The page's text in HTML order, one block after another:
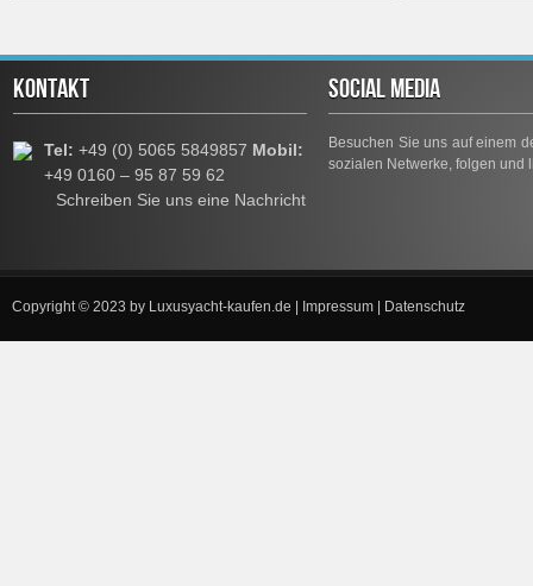
KONTAKT
Tel: +49 (0) 5065 5849857 Mobil:
+49 0160 – 95 87 59 62
Schreiben Sie uns eine Nachricht
SOCIAL MEDIA
Besuchen Sie uns auf einem
sozialen Netwerke, folgen und
Copyright © 2023 by Luxusyacht-kaufen.de Impressum Datenschutz